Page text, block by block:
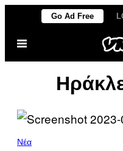
Μετάβαση
περιεχόμενο
Go Ad Free
Ανοίξτε
μενού
Νέα